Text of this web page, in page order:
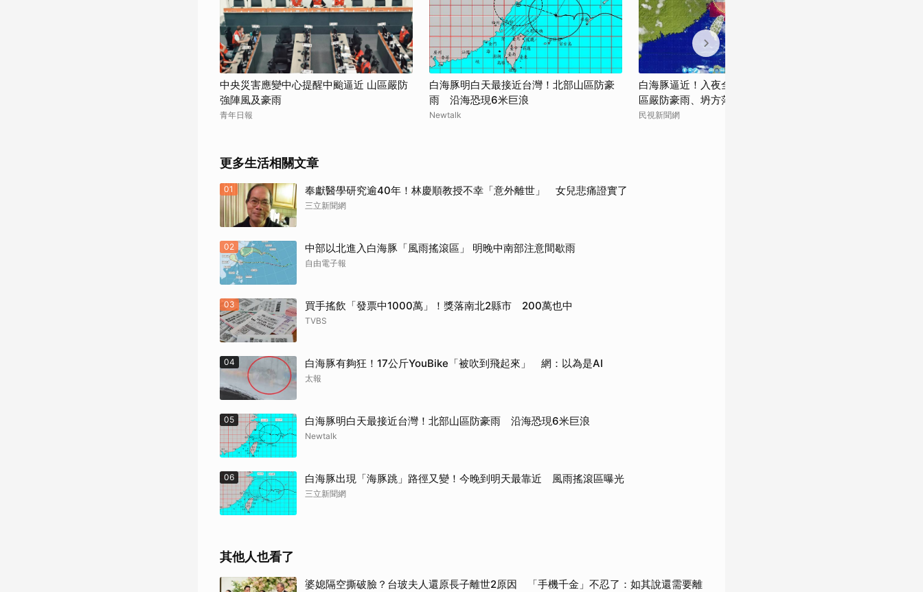
中央災害應變中心提醒中颱逼近 山區嚴防
強陣風及豪雨
青年日報
白海豚明白天最接近台灣！北部山區防豪
雨 沿海恐現6米巨浪
Newtalk
白海豚逼近！入夜全台各地風雨漸增 山
區嚴防豪雨、坍方落石
民視新聞網
更多生活相關文章
01 奉獻醫學研究逾40年！林慶順教授不幸「意外離世」 女兒悲痛證實了
三立新聞網
02 中部以北進入白海豚「風雨搖滾區」 明晚中南部注意間歇雨
自由電子報
03 買手搖飲「發票中1000萬」！獎落南北2縣市 200萬也中
TVBS
04 白海豚有夠狂！17公斤YouBike「被吹到飛起來」 網：以為是AI
太報
05 白海豚明白天最接近台灣！北部山區防豪雨 沿海恐現6米巨浪
Newtalk
06 白海豚出現「海豚跳」路徑又變！今晚到明天最靠近 風雨搖滾區曝光
三立新聞網
其他人也看了
婆媳隔空撕破臉？台玻夫人還原長子離世2原因 「手機千金」不忍了：如其說還需要離
取消